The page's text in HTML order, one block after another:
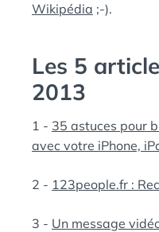
Wikipédia ;-).
Les 5
2013
1 - 35 astuces pour
avec votre iPhone,
2 - 123people.fr :
3 - Un message